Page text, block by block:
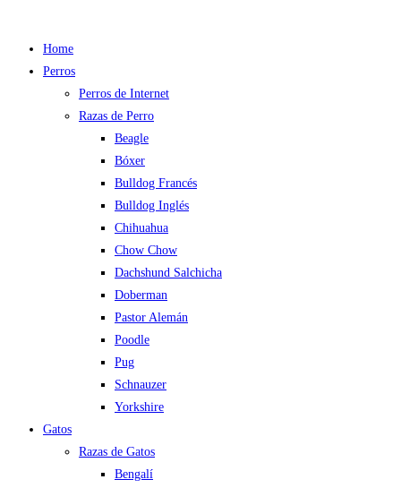
Home
Perros
Perros de Internet
Razas de Perro
Beagle
Bóxer
Bulldog Francés
Bulldog Inglés
Chihuahua
Chow Chow
Dachshund Salchicha
Doberman
Pastor Alemán
Poodle
Pug
Schnauzer
Yorkshire
Gatos
Razas de Gatos
Bengalí